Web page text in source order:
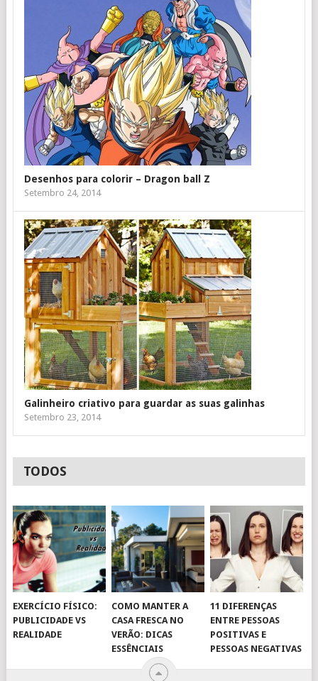
Desenhos para colorir – Dragon ball Z
Setembro 24, 2014
Galinheiro criativo para guardar as suas galinhas
Setembro 23, 2014
TODOS
EXERCÍCIO FÍSICO:
PUBLICIDADE VS
REALIDADE
COMO MANTER A
CASA FRESCA NO
VERÃO: DICAS
ESSÊNCIAIS
11 DIFERENÇAS
ENTRE PESSOAS
POSITIVAS E
PESSOAS NEGATIVAS